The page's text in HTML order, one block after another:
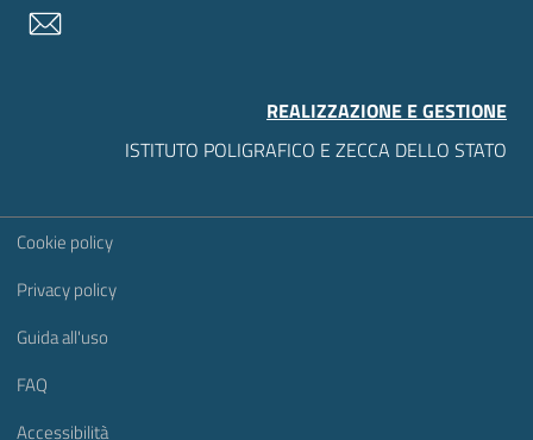
REALIZZAZIONE E GESTIONE
ISTITUTO POLIGRAFICO E ZECCA DELLO STATO
Sezione Link Utili
Cookie policy
Privacy policy
Guida all'uso
FAQ
Accessibilità